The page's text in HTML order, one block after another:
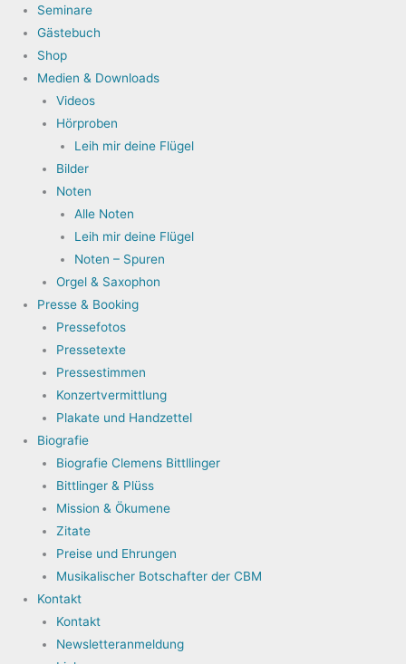
Seminare
Gästebuch
Shop
Medien & Downloads
Videos
Hörproben
Leih mir deine Flügel
Bilder
Noten
Alle Noten
Leih mir deine Flügel
Noten – Spuren
Orgel & Saxophon
Presse & Booking
Pressefotos
Pressetexte
Pressestimmen
Konzertvermittlung
Plakate und Handzettel
Biografie
Biografie Clemens Bittllinger
Bittlinger & Plüss
Mission & Ökumene
Zitate
Preise und Ehrungen
Musikalischer Botschafter der CBM
Kontakt
Kontakt
Newsletteranmeldung